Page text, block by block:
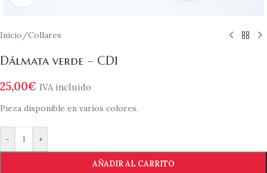
Inicio/Collares
Dálmata verde – CD1
25,00€ IVA incluido
Pieza disponible en varios colores.
- +
AÑADIR AL CARRITO